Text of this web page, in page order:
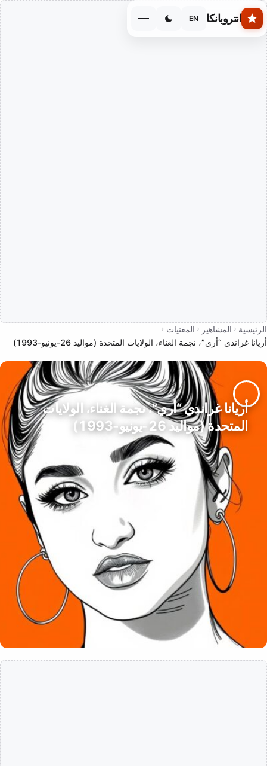
Skip to main content
انتروبانكا EN
الرئيسية المشاهير
المغنيات
أريانا غراندي “أري”، نجمة الغناء، الولايات المتحدة (مواليد 26-يونيو-1993)
أريانا غراندي “أري”، نجمة الغناء، الولايات
المتحدة (مواليد 26-يونيو-1993)